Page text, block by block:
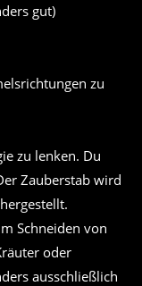
gut)
zu
zu lenken. Du
Zauberstab wird
Schneiden von
oder
ausschließlich